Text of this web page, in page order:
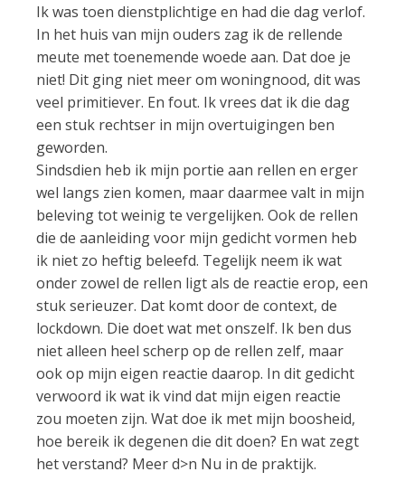
Ik was toen dienstplichtige en had die dag verlof.
In het huis van mijn ouders zag ik de rellende
meute met toenemende woede aan. Dat doe je
niet! Dit ging niet meer om woningnood, dit was
veel primitiever. En fout. Ik vrees dat ik die dag
een stuk rechtser in mijn overtuigingen ben
geworden.
Sindsdien heb ik mijn portie aan rellen en erger
wel langs zien komen, maar daarmee valt in mijn
beleving tot weinig te vergelijken. Ook de rellen
die de aanleiding voor mijn gedicht vormen heb
ik niet zo heftig beleefd. Tegelijk neem ik wat
onder zowel de rellen ligt als de reactie erop, een
stuk serieuzer. Dat komt door de context, de
lockdown. Die doet wat met onszelf. Ik ben dus
niet alleen heel scherp op de rellen zelf, maar
ook op mijn eigen reactie daarop. In dit gedicht
verwoord ik wat ik vind dat mijn eigen reactie
zou moeten zijn. Wat doe ik met mijn boosheid,
hoe bereik ik degenen die dit doen? En wat zegt
het verstand? Meer d>n Nu in de praktijk.